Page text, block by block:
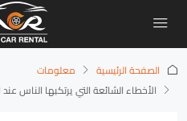
الصفحة الرئيسية
معلومات
الأخطاء الشائعة التي يرتكبها الناس